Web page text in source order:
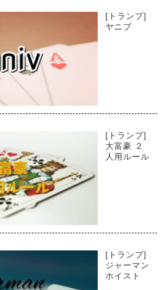
[トランプ]
ヤニブ
[トランプ]
大富豪 ２
人用ルール
[トランプ]
ジャーマン
ホイスト